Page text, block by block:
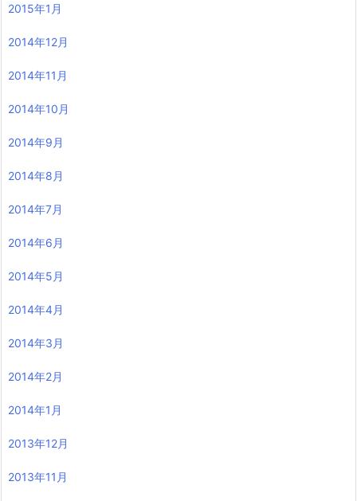
2015年1月
2014年12月
2014年11月
2014年10月
2014年9月
2014年8月
2014年7月
2014年6月
2014年5月
2014年4月
2014年3月
2014年2月
2014年1月
2013年12月
2013年11月